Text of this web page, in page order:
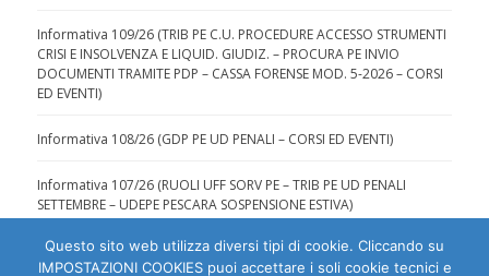
Informativa 109/26 (TRIB PE C.U. PROCEDURE ACCESSO STRUMENTI
CRISI E INSOLVENZA E LIQUID. GIUDIZ. – PROCURA PE INVIO
DOCUMENTI TRAMITE PDP – CASSA FORENSE MOD. 5-2026 – CORSI
ED EVENTI)
Informativa 108/26 (GDP PE UD PENALI – CORSI ED EVENTI)
Informativa 107/26 (RUOLI UFF SORV PE – TRIB PE UD PENALI
SETTEMBRE – UDEPE PESCARA SOSPENSIONE ESTIVA)
Questo sito web utilizza diversi tipi di cookie. Cliccando su
IMPOSTAZIONI COOKIES puoi accettare i soli cookie tecnici e